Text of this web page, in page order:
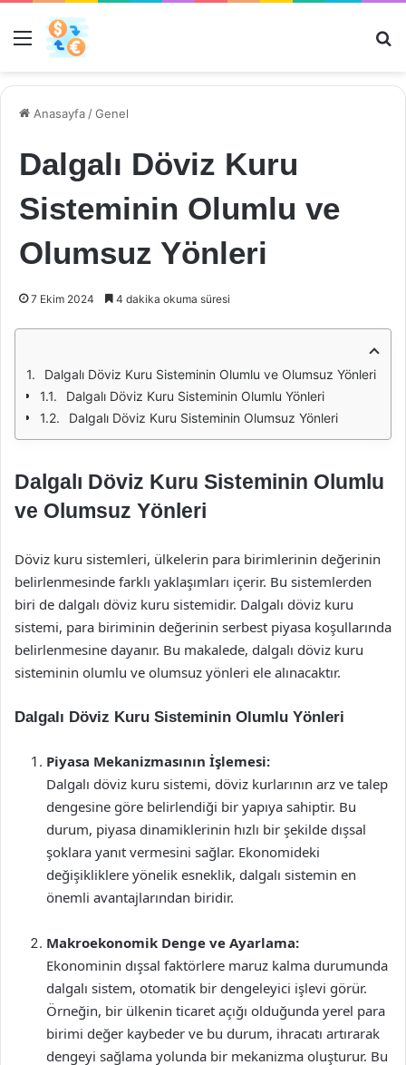
Menü
Anasayfa /Genel
Dalgalı Döviz Kuru
Sisteminin Olumlu ve
Olumsuz Yönleri
7 Ekim 2024 4 dakika okuma süresi
Dalgalı Döviz Kuru Sisteminin Olumlu ve Olumsuz Yönleri
Dalgalı Döviz Kuru Sisteminin Olumlu Yönleri
Dalgalı Döviz Kuru Sisteminin Olumsuz Yönleri
Dalgalı Döviz Kuru Sisteminin Olumlu
ve Olumsuz Yönleri
Döviz kuru sistemleri, ülkelerin para birimlerinin değerinin
belirlenmesinde farklı yaklaşımları içerir. Bu sistemlerden
biri de dalgalı döviz kuru sistemidir. Dalgalı döviz kuru
sistemi, para biriminin değerinin serbest piyasa koşullarında
belirlenmesine dayanır. Bu makalede, dalgalı döviz kuru
sisteminin olumlu ve olumsuz yönleri ele alınacaktır.
Dalgalı Döviz Kuru Sisteminin Olumlu Yönleri
Piyasa Mekanizmasının İşlemesi:
Dalgalı döviz kuru sistemi, döviz kurlarının arz ve talep
dengesine göre belirlendiği bir yapıya sahiptir. Bu
durum, piyasa dinamiklerinin hızlı bir şekilde dışsal
şoklara yanıt vermesini sağlar. Ekonomideki
değişikliklere yönelik esneklik, dalgalı sistemin en
önemli avantajlarından biridir.
Makroekonomik Denge ve Ayarlama:
Ekonominin dışsal faktörlere maruz kalma durumunda
dalgalı sistem, otomatik bir dengeleyici işlevi görür.
Örneğin, bir ülkenin ticaret açığı olduğunda yerel para
birimi değer kaybeder ve bu durum, ihracatı artırarak
dengeyi sağlama yolunda bir mekanizma oluşturur. Bu